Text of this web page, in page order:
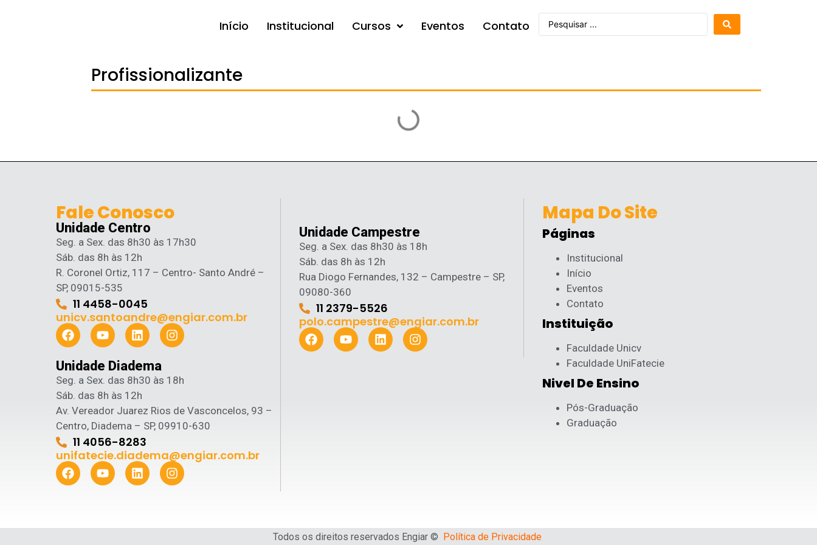
Início Institucional Cursos Eventos Contato
Profissionalizante
Fale Conosco
Unidade Centro
Seg. a Sex. das 8h30 às 17h30
Sáb. das 8h às 12h
R. Coronel Ortiz, 117 – Centro- Santo André –
SP, 09015-535
11 4458-0045
unicv.santoandre@engiar.com.br
Unidade Diadema
Seg. a Sex. das 8h30 às 18h
Sáb. das 8h às 12h
Av. Vereador Juarez Rios de Vasconcelos, 93 –
Centro, Diadema – SP, 09910-630
11 4056-8283
unifatecie.diadema@engiar.com.br
Unidade Campestre
Seg. a Sex. das 8h30 às 18h
Sáb. das 8h às 12h
Rua Diogo Fernandes, 132 – Campestre – SP,
09080-360
11 2379-5526
polo.campestre@engiar.com.br
Mapa Do Site
Páginas
Institucional
Início
Eventos
Contato
Instituição
Faculdade Unicv
Faculdade UniFatecie
Nivel De Ensino
Pós-Graduação
Graduação
Todos os direitos reservados Engiar © Política de Privacidade